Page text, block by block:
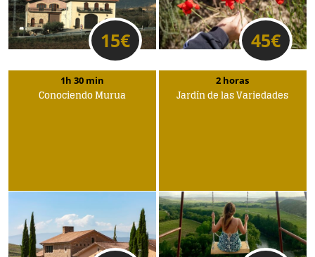
45€
15€
1h 30 min
Conociendo Murua
2 horas
Jardín de las Variedades